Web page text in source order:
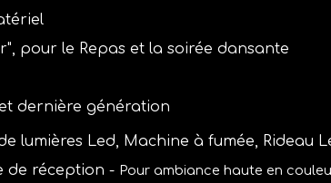
, pour le Repas et la soirée dansante
dernière génération
lumières Led, Machine à fumée, Rideau
de réception - Pour ambiance haute en